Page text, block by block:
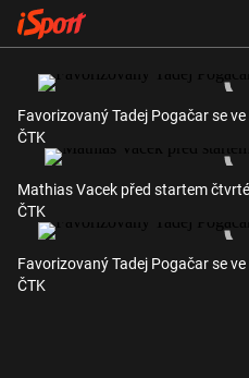
Favorizovaný Tadej Pogačar se
ČTK
Mathias Vacek před startem
ČTK
Favorizovaný Tadej Pogačar se
ČTK